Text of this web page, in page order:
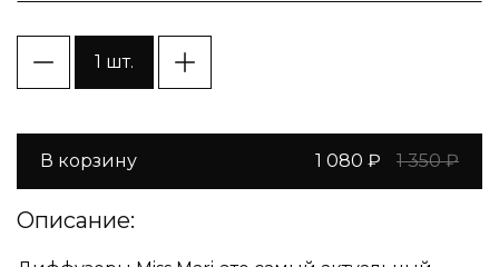
1 шт.
В корзину 1 080 ₽ 1 350 ₽
Описание: